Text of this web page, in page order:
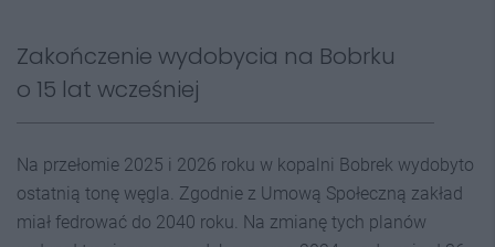
Zakończenie wydobycia na Bobrku
o 15 lat wcześniej
Na przełomie 2025 i 2026 roku w kopalni Bobrek wydobyto
ostatnią tonę węgla. Zgodnie z Umową Społeczną zakład
miał fedrować do 2040 roku. Na zmianę tych planów